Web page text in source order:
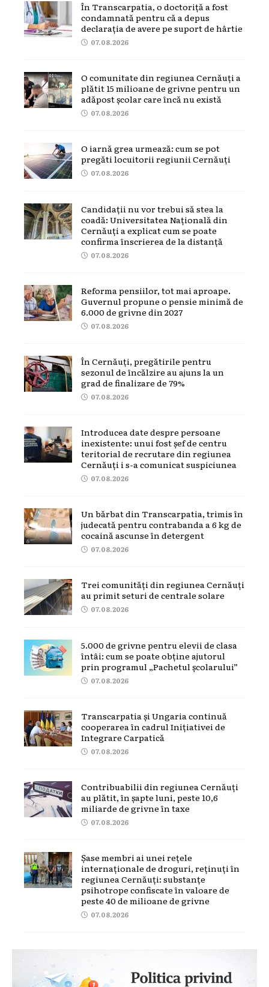
În Transcarpatia, o doctoriță a fost
condamnată pentru că a depus
declarația de avere pe suport de hârtie
07.08.2026
O comunitate din regiunea Cernăuți a
plătit 15 milioane de grivne pentru un
adăpost școlar care încă nu există
07.08.2026
O iarnă grea urmează: cum se pot
pregăti locuitorii regiunii Cernăuți
07.08.2026
Candidații nu vor trebui să stea la
coadă: Universitatea Națională din
Cernăuți a explicat cum se poate
confirma înscrierea de la distanță
07.08.2026
Reforma pensiilor, tot mai aproape.
Guvernul propune o pensie minimă de
6.000 de grivne din 2027
07.08.2026
În Cernăuți, pregătirile pentru
sezonul de încălzire au ajuns la un
grad de finalizare de 79%
07.08.2026
Introducea date despre persoane
inexistente: unui fost șef de centru
teritorial de recrutare din regiunea
Cernăuți i s-a comunicat suspiciunea
07.08.2026
Un bărbat din Transcarpatia, trimis în
judecată pentru contrabanda a 6 kg de
cocaină ascunse în detergent
07.08.2026
Trei comunități din regiunea Cernăuți
au primit seturi de centrale solare
07.08.2026
5.000 de grivne pentru elevii de clasa
întâi: cum se poate obține ajutorul
prin programul „Pachetul școlarului”
07.08.2026
Transcarpatia și Ungaria continuă
cooperarea în cadrul Inițiativei de
Integrare Carpatică
07.08.2026
Contribuabilii din regiunea Cernăuți
au plătit, în șapte luni, peste 10,6
miliarde de grivne în taxe
07.08.2026
Șase membri ai unei rețele
internaționale de droguri, reținuți în
regiunea Cernăuți: substanțe
psihotrope confiscate în valoare de
peste 40 de milioane de grivne
07.08.2026